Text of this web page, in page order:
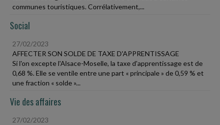
communes touristiques. Corrélativement,...
Social
27/02/2023
AFFECTER SON SOLDE DE TAXE D'APPRENTISSAGE
Si l'on excepte l'Alsace-Moselle, la taxe d'apprentissage est de
0,68 %. Elle se ventile entre une part « principale » de 0,59 % et
une fraction « solde »...
Vie des affaires
27/02/2023